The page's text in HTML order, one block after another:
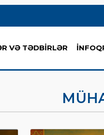
VƏ TƏDBİRLƏR